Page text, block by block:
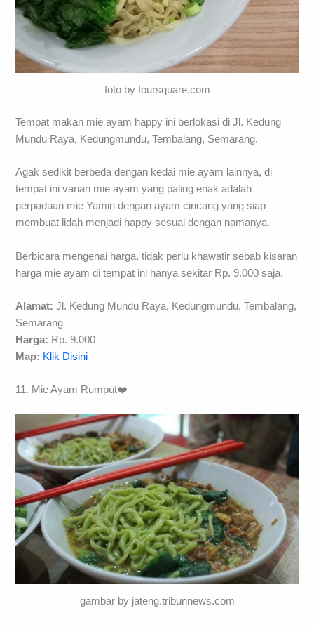
foto by foursquare.com
Tempat makan mie ayam happy ini berlokasi di Jl. Kedung
Mundu Raya, Kedungmundu, Tembalang, Semarang.
Agak sedikit berbeda dengan kedai mie ayam lainnya, di
tempat ini varian mie ayam yang paling enak adalah
perpaduan mie Yamin dengan ayam cincang yang siap
membuat lidah menjadi happy sesuai dengan namanya.
Berbicara mengenai harga, tidak perlu khawatir sebab kisaran
harga mie ayam di tempat ini hanya sekitar Rp. 9.000 saja.
Alamat: Jl. Kedung Mundu Raya, Kedungmundu, Tembalang,
Semarang
Harga: Rp. 9.000
Map: Klik Disini
11. Mie Ayam Rumput❤️
gambar by jateng.tribunnews.com